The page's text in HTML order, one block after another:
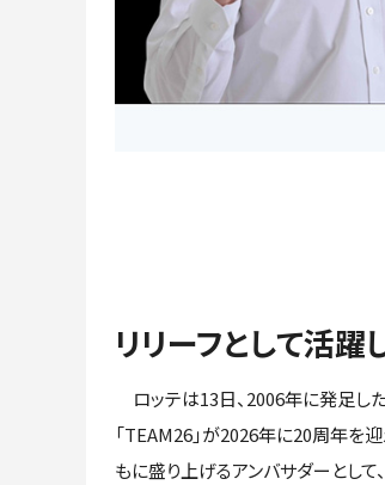
リリーフとして活躍
ロッテは13日、2006年に発足し
「TEAM26」が2026年に20周年を
もに盛り上げるアンバサダーとし